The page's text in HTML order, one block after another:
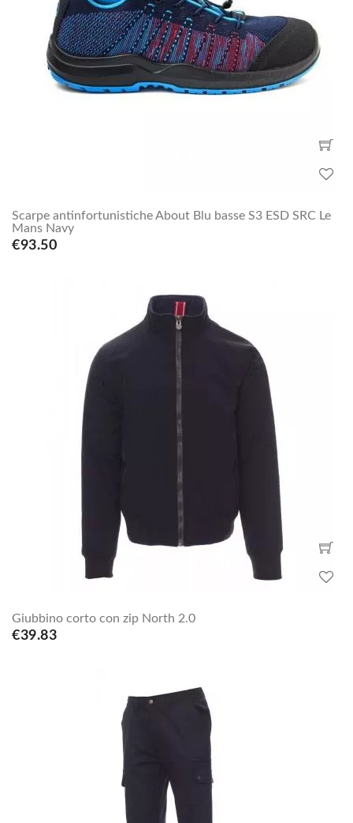
Scarpe antinfortunistiche About Blu basse S3 ESD SRC Le
Mans Navy
€93.50
Giubbino corto con zip North 2.0
€39.83